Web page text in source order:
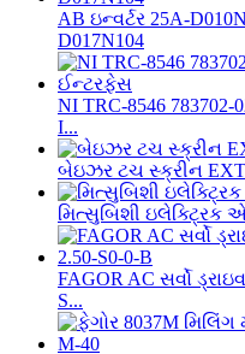
AB ઇન્વર્ટર 25A-
D017N104
NI TRC-8546
I...
બેઇઝર ટચ સ્ક્રીન
મિત્સુબિશી ઇલેક્ટ્રિક
FAGOR AC સર્વો
S...